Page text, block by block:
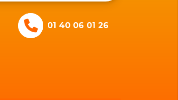
01 40 06 01 26